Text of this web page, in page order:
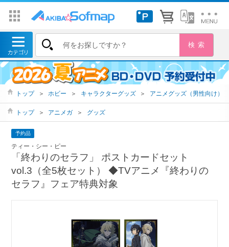
トップ ＞ ホビー ＞ キャラクターグッズ ＞ アニメグッズ（男性向け）
トップ ＞ アニメガ ＞ グッズ
予約品
ティー・シー・ピー
「終わりのセラフ」 ポストカードセット
vol.3（全5枚セット） ◆TVアニメ『終わりの
セラフ』フェア特典対象